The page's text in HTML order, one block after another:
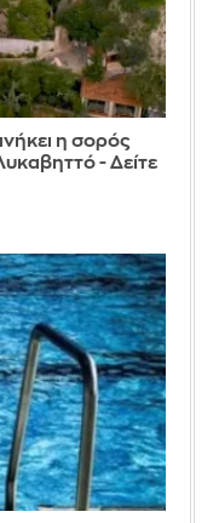
η σορός
- Δείτε